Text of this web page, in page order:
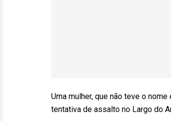
Uma mulher, que não teve o
tentativa de assalto no Largo do